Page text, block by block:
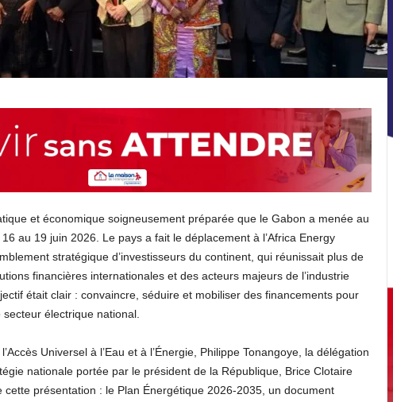
et économique soigneusement préparée que le Gabon a menée au
au 19 juin 2026. Le pays a fait le déplacement à l’Africa Energy
stratégique d’investisseurs du continent, qui réunissait plus de
financières internationales et des acteurs majeurs de l’industrie
était clair : convaincre, séduire et mobiliser des financements pour
électrique national.
Universel à l’Eau et à l’Énergie, Philippe Tonangoye, la délégation
nationale portée par le président de la République, Brice Clotaire
présentation : le Plan Énergétique 2026-2035, un document